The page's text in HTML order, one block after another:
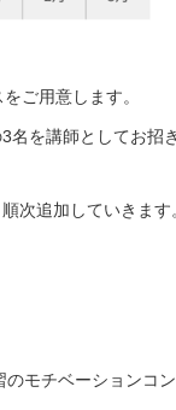
ご用意します。
を講師としてお招
次追加していきます
モチベーションコ